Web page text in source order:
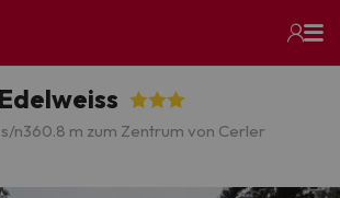
n360.8 m zum Zentrum von Cerler